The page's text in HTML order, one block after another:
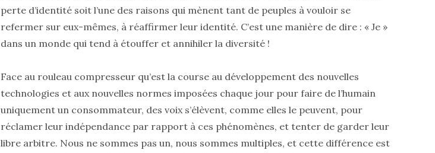
perte d’identité soit l’une des raisons qui mènent tant de peuples à vouloir se
refermer sur eux-mêmes, à réaffirmer leur identité. C’est une manière de dire : « Je »
dans un monde qui tend à étouffer et annihiler la diversité !
Face au rouleau compresseur qu’est la course au développement des nouvelles
technologies et aux nouvelles normes imposées chaque jour pour faire de l’humain
uniquement un consommateur, des voix s’élèvent, comme elles le peuvent, pour
réclamer leur indépendance par rapport à ces phénomènes, et tenter de garder leur
libre arbitre. Nous ne sommes pas un, nous sommes multiples, et cette différence est